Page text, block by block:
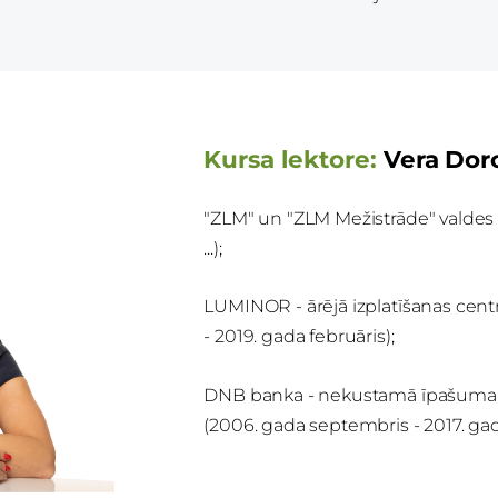
Kursa lektore: Vera
"ZLM" un "ZLM Mežistrāde"
...);
LUMINOR - ārējā izplatīšanas
- 2019. gada februāris);
DNB banka - nekustamā
(2006. gada septembris - 2017.